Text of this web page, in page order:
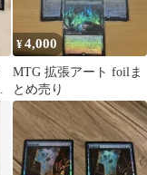
¥4,000
MTG 拡張アート foilま
とめ売り